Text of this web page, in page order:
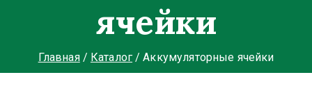
ячейки
Главная Каталог Аккумуляторные ячейки